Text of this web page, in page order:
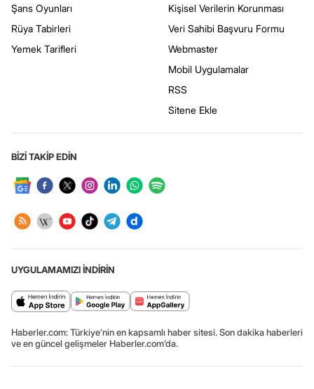
Şans Oyunları
Rüya Tabirleri
Yemek Tarifleri
Kişisel Verilerin Korunması
Veri Sahibi Başvuru Formu
Webmaster
Mobil Uygulamalar
RSS
Sitene Ekle
BİZİ TAKİP EDİN
UYGULAMAMIZI İNDİRİN
Haberler.com: Türkiye’nin en kapsamlı haber sitesi. Son dakika haberleri
ve en güncel gelişmeler Haberler.com’da.